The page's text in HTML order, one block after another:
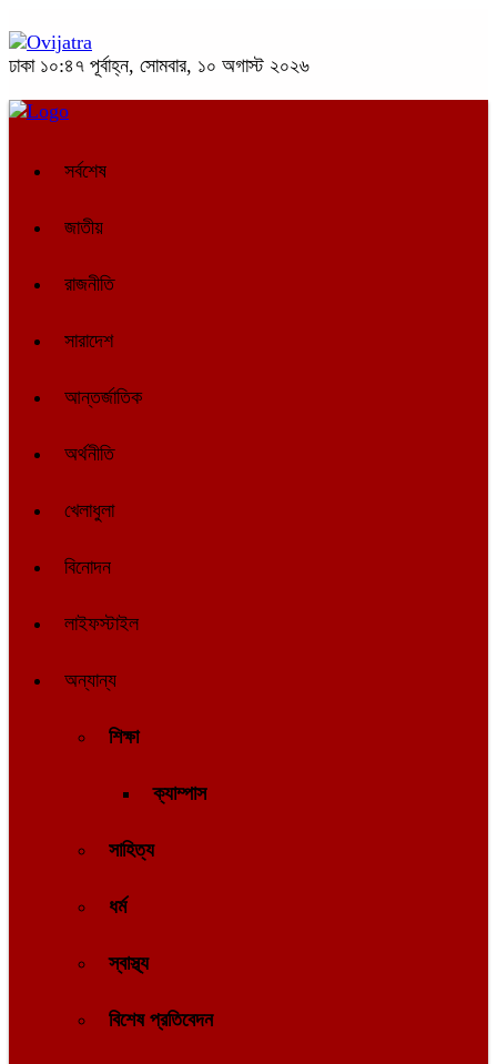
ঢাকা ১০:৪৭ পূর্বাহ্ন, সোমবার, ১০ অগাস্ট ২০২৬
সর্বশেষ
জাতীয়
রাজনীতি
সারাদেশ
আন্তর্জাতিক
অর্থনীতি
খেলাধুলা
বিনোদন
লাইফস্টাইল
অন্যান্য
শিক্ষা
ক্যাম্পাস
সাহিত্য
ধর্ম
স্বাস্থ্য
বিশেষ প্রতিবেদন